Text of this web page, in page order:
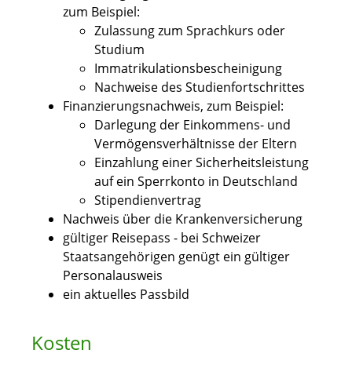
zum Beispiel:
Zulassung zum Sprachkurs oder
Studium
Immatrikulationsbescheinigung
Nachweise des Studienfortschrittes
Finanzierungsnachweis, zum Beispiel:
Darlegung der Einkommens- und
Vermögensverhältnisse der Eltern
Einzahlung einer Sicherheitsleistung
auf ein Sperrkonto in Deutschland
Stipendienvertrag
Nachweis über die Krankenversicherung
gültiger Reisepass - bei Schweizer
Staatsangehörigen genügt ein gültiger
Personalausweis
ein aktuelles Passbild
Kosten